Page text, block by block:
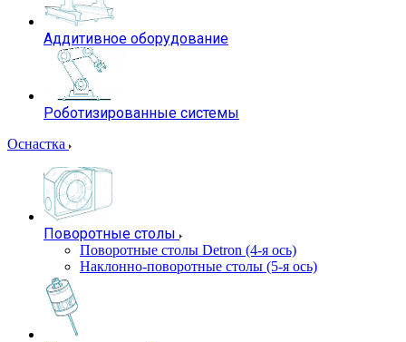
Аддитивное оборудование
Роботизированные системы
Оснастка
Поворотные столы
Поворотные столы Detron (4-я ось)
Наклонно-поворотные столы (5-я ось)